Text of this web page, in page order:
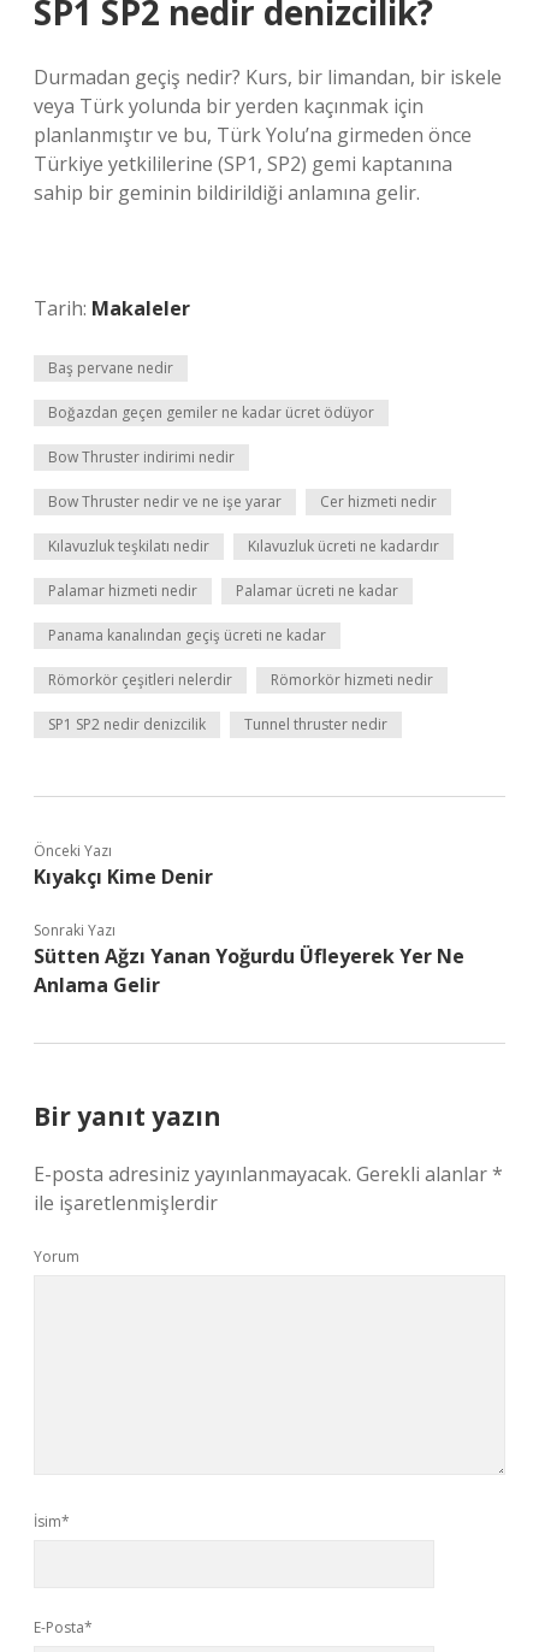
SP1 SP2 nedir denizcilik?
Durmadan geçiş nedir? Kurs, bir limandan, bir iskele
veya Türk yolunda bir yerden kaçınmak için
planlanmıştır ve bu, Türk Yolu’na girmeden önce
Türkiye yetkililerine (SP1, SP2) gemi kaptanına
sahip bir geminin bildirildiği anlamına gelir.
Tarih: Makaleler
Baş pervane nedir
Boğazdan geçen gemiler ne kadar ücret ödüyor
Bow Thruster indirimi nedir
Bow Thruster nedir ve ne işe yarar Cer hizmeti nedir
Kılavuzluk teşkilatı nedir Kılavuzluk ücreti ne kadardır
Palamar hizmeti nedir Palamar ücreti ne kadar
Panama kanalından geçiş ücreti ne kadar
Römorkör çeşitleri nelerdir Römorkör hizmeti nedir
SP1 SP2 nedir denizcilik Tunnel thruster nedir
Önceki Yazı
Kıyakçı Kime Denir
Sonraki Yazı
Sütten Ağzı Yanan Yoğurdu Üfleyerek Yer Ne
Anlama Gelir
Bir yanıt yazın
E-posta adresiniz yayınlanmayacak. Gerekli alanlar*
ile işaretlenmişlerdir
Yorum
İsim*
E-Posta*